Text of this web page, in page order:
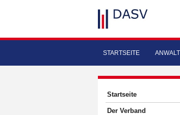
STARTSEITE
Startseite
Der Verband